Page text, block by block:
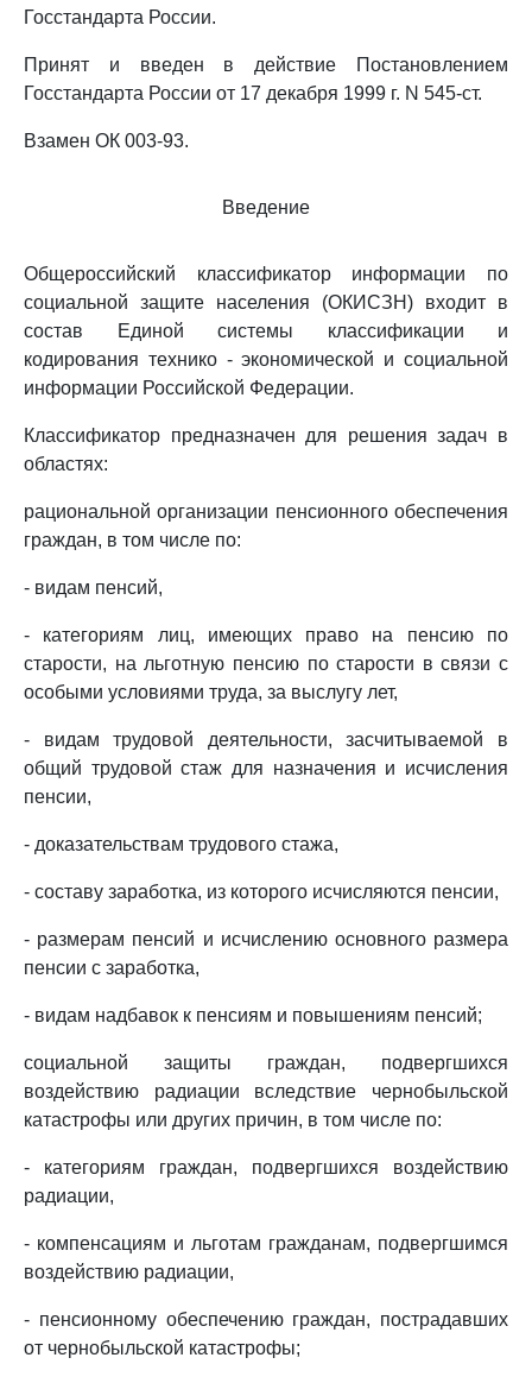
Госстандарта России.
Принят и введен в действие Постановлением
Госстандарта России от 17 декабря 1999 г. N 545-ст.
Взамен ОК 003-93.
Введение
Общероссийский классификатор информации по
социальной защите населения (ОКИСЗН) входит в
состав Единой системы классификации и
кодирования технико - экономической и социальной
информации Российской Федерации.
Классификатор предназначен для решения задач в
областях:
рациональной организации пенсионного обеспечения
граждан, в том числе по:
- видам пенсий,
- категориям лиц, имеющих право на пенсию по
старости, на льготную пенсию по старости в связи с
особыми условиями труда, за выслугу лет,
- видам трудовой деятельности, засчитываемой в
общий трудовой стаж для назначения и исчисления
пенсии,
- доказательствам трудового стажа,
- составу заработка, из которого исчисляются пенсии,
- размерам пенсий и исчислению основного размера
пенсии с заработка,
- видам надбавок к пенсиям и повышениям пенсий;
социальной защиты граждан, подвергшихся
воздействию радиации вследствие чернобыльской
катастрофы или других причин, в том числе по:
- категориям граждан, подвергшихся воздействию
радиации,
- компенсациям и льготам гражданам, подвергшимся
воздействию радиации,
- пенсионному обеспечению граждан, пострадавших
от чернобыльской катастрофы;